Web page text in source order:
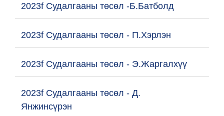
2023f Судалгааны төсөл -Б.Батболд
2023f Судалгааны төсөл - П.Хэрлэн
2023f Судалгааны төсөл - Э.Жаргалхүү
2023f Судалгааны төсөл - Д.
Янжинсүрэн